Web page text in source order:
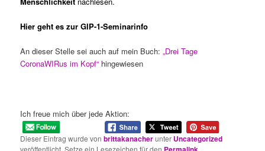
Hier geht es zur GIP-1-Seminarinfo
An dieser Stelle sei auch auf mein Buch:„Drei Tage
CoronaWIRus im Kopf“ hingewiesen
Ich freue mich über jede Aktion:
Dieser Eintrag wurde vonbrittakanacherunter Uncategorized
veröffentlicht. Setze ein Lesezeichen für den .